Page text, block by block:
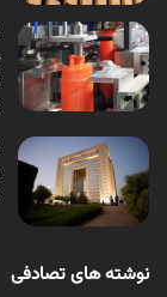
نوشته های تصادفی